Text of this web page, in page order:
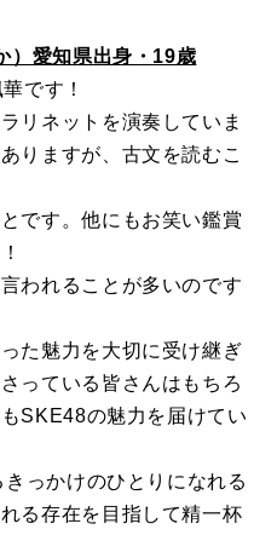
）愛知県出身・19歳
です！
リネットを演奏していま
りますが、古文を読むこ
です。他にもお笑い鑑賞
われることが多いのです
た魅力を大切に受け継ぎ
っている皆さんはもちろ
SKE48の魅力を届けてい
っかけのひとりになれる
る存在を目指して精一杯